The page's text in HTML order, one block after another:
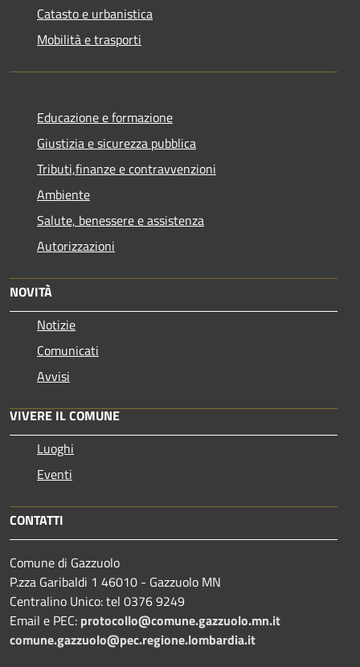
Catasto e urbanistica
Mobilità e trasporti
Educazione e formazione
Giustizia e sicurezza pubblica
Tributi,finanze e contravvenzioni
Ambiente
Salute, benessere e assistenza
Autorizzazioni
NOVITÀ
Notizie
Comunicati
Avvisi
VIVERE IL COMUNE
Luoghi
Eventi
CONTATTI
Comune di Gazzuolo
P.zza Garibaldi 1 46010 - Gazzuolo MN
Centralino Unico: tel 0376 9249
Email e PEC: protocollo@comune.gazzuolo.mn.it
comune.gazzuolo@pec.regione.lombardia.it